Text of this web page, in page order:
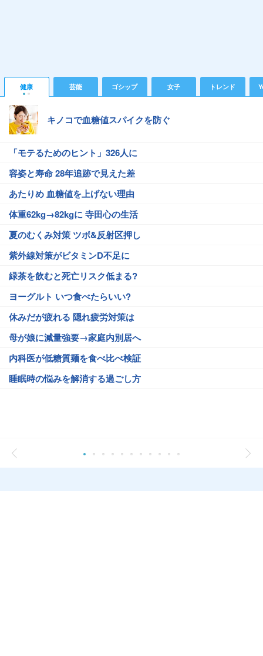
健康 芸能 ゴシップ 女子 トレンド
キノコで血糖値スパイクを防ぐ
「モテるためのヒント」326人に
容姿と寿命 28年追跡で見えた差
あたりめ 血糖値を上げない理由
体重62kg→82kgに 寺田心の生活
夏のむくみ対策 ツボ&反射区押し
紫外線対策がビタミンD不足に
緑茶を飲むと死亡リスク低まる?
ヨーグルト いつ食べたらいい?
休みだが疲れる 隠れ疲労対策は
母が娘に減量強要→家庭内別居へ
内科医が低糖質麺を食べ比べ検証
睡眠時の悩みを解消する過ごし方